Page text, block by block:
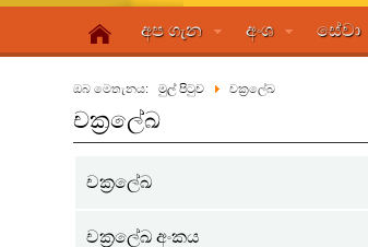
අප ගැන අංශ සේවා
ඔබ මෙතැනය: මුල් පිටුව චක්‍රලේඛ
චක්‍රලේඛ
චක්‍රලේඛ
චක්‍රලේඛ අංකය